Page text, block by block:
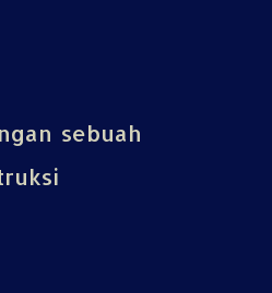
sebuah